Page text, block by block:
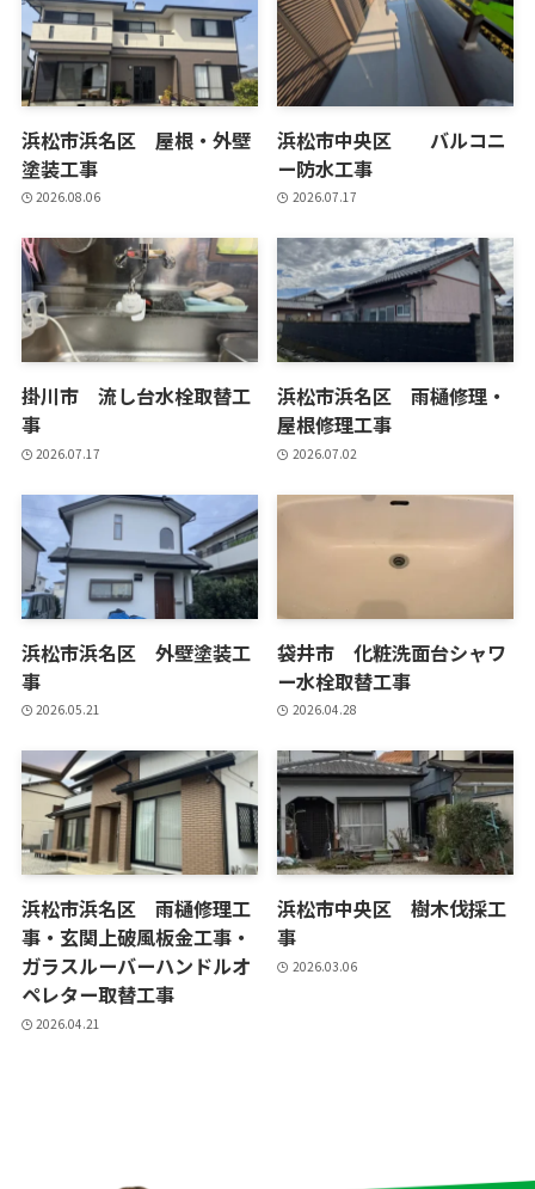
浜松市浜名区 屋根・外壁
塗装工事
2026.08.06
浜松市中央区 バルコニ
ー防水工事
2026.07.17
掛川市 流し台水栓取替工
事
2026.07.17
浜松市浜名区 雨樋修理・
屋根修理工事
2026.07.02
浜松市浜名区 外壁塗装工
事
2026.05.21
袋井市 化粧洗面台シャワ
ー水栓取替工事
2026.04.28
浜松市浜名区 雨樋修理工
事・玄関上破風板金工事・
ガラスルーバーハンドルオ
ペレター取替工事
2026.04.21
浜松市中央区 樹木伐採工
事
2026.03.06